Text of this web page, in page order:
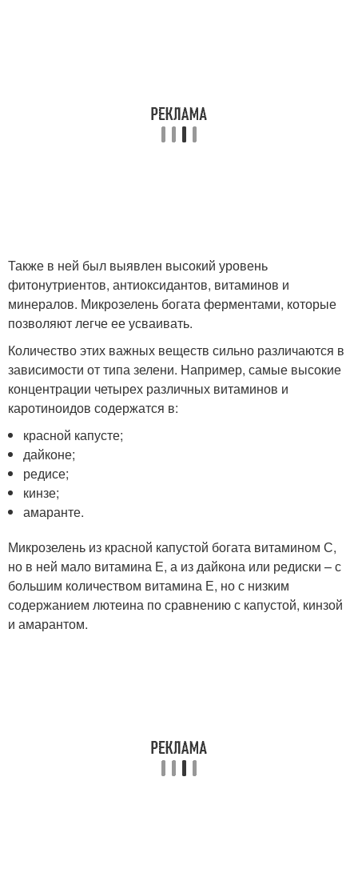
Также в ней был выявлен высокий уровень
фитонутриентов, антиоксидантов, витаминов и
минералов. Микрозелень богата ферментами, которые
позволяют легче ее усваивать.
Количество этих важных веществ сильно различаются в
зависимости от типа зелени. Например, самые высокие
концентрации четырех различных витаминов и
каротиноидов содержатся в:
красной капусте;
дайконе;
редисе;
кинзе;
амаранте.
Микрозелень из красной капустой богата витамином С,
но в ней мало витамина Е, а из дайкона или редиски – с
большим количеством витамина Е, но с низким
содержанием лютеина по сравнению с капустой, кинзой
и амарантом.